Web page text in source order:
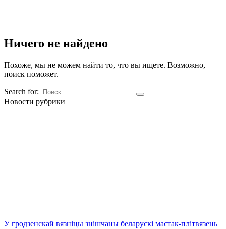
Ничего не найдено
Похоже, мы не можем найти то, что вы ищете. Возможно,
поиск поможет.
Search for:
Новости рубрики
У гродзенскай вязніцы знішчаны беларускі мастак-плітвязень